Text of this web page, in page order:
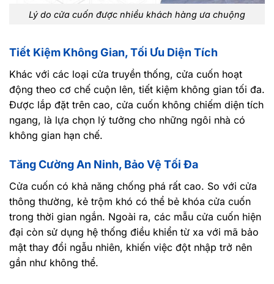
Lý do cửa cuốn được nhiều khách hàng ưa chuộng
Tiết Kiệm Không Gian, Tối Ưu Diện Tích
Khác với các loại cửa truyền thống, cửa cuốn hoạt
động theo cơ chế cuộn lên, tiết kiệm không gian tối đa.
Được lắp đặt trên cao, cửa cuốn không chiếm diện tích
ngang, là lựa chọn lý tưởng cho những ngôi nhà có
không gian hạn chế.
Tăng Cường An Ninh, Bảo Vệ Tối Đa
Cửa cuốn có khả năng chống phá rất cao. So với cửa
thông thường, kẻ trộm khó có thể bẻ khóa cửa cuốn
trong thời gian ngắn. Ngoài ra, các mẫu cửa cuốn hiện
đại còn sử dụng hệ thống điều khiển từ xa với mã bảo
mật thay đổi ngẫu nhiên, khiến việc đột nhập trở nên
gần như không thể.